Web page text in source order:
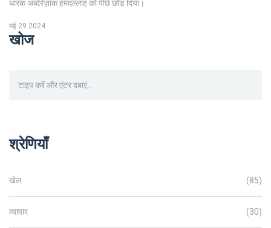
धारक अब्देर्रज़ाक हमदल्लाह को पीछे छोड़ दिया।
मई 29 2024
खोज
श्रेणियाँ
खेल (85)
व्यापार (30)